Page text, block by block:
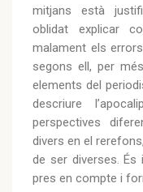
mitjans està
oblidat explicar
malament els
segons ell, per
elements del
descriure
perspectives
divers en el
de ser diverses.
pres en compte i